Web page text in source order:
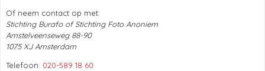
Of neem contact op met:
Stichting Burafo of Stichting Foto Anoniem
Amstelveenseweg 88-90
1075 XJ Amsterdam
Telefoon: 020-589 18 60